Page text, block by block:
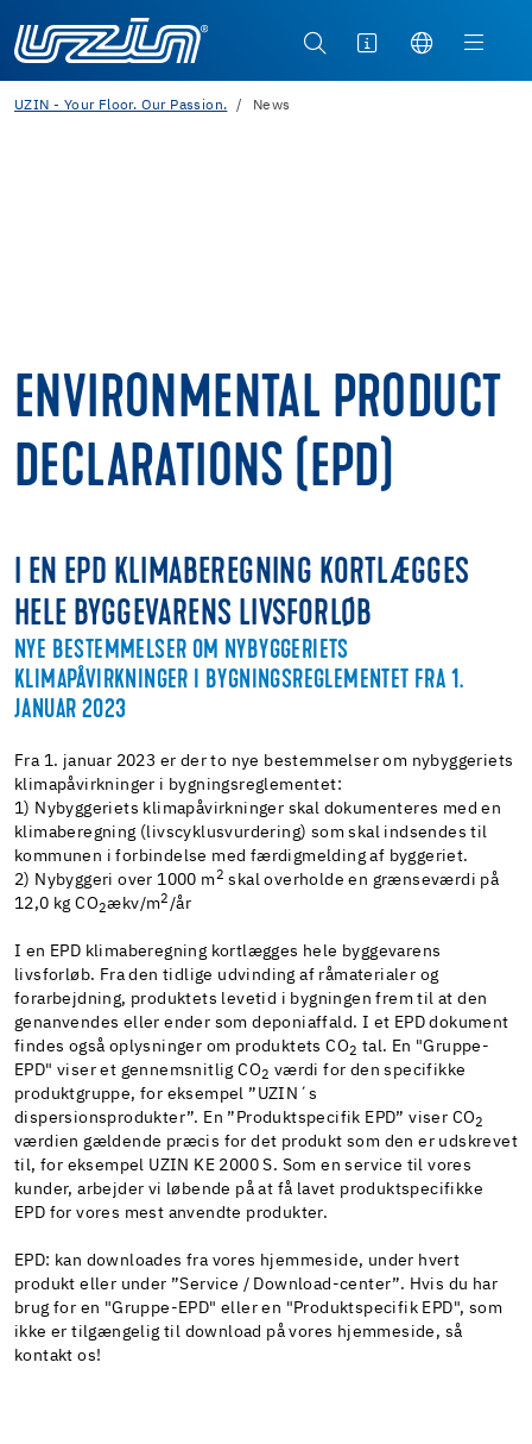
UZIN - Your Floor. Our Passion. News
ENVIRONMENTAL PRODUCT
DECLARATIONS (EPD)
I EN EPD KLIMABEREGNING KORTLÆGGES
HELE BYGGEVARENS LIVSFORLØB
NYE BESTEMMELSER OM NYBYGGERIETS
KLIMAPÅVIRKNINGER I BYGNINGSREGLEMENTET FRA 1.
JANUAR 2023
Fra 1. januar 2023 er der to nye bestemmelser om nybyggeriets
klimapåvirkninger i bygningsreglementet:
1) Nybyggeriets klimapåvirkninger skal dokumenteres med en
klimaberegning (livscyklusvurdering) som skal indsendes til
kommunen i forbindelse med færdigmelding af byggeriet.
2) Nybyggeri over 1000 m 2 skal overholde en grænseværdi på
12,0 kg CO 2ækv/m2 /år
I en EPD klimaberegning kortlægges hele byggevarens
livsforløb. Fra den tidlige udvinding af råmaterialer og
forarbejdning, produktets levetid i bygningen frem til at den
genanvendes eller ender som deponiaffald. I et EPD dokument
findes også oplysninger om produktets CO 2 tal. En "Gruppe-
EPD" viser et gennemsnitlig CO 2 værdi for den specifikke
produktgruppe, for eksempel ”UZIN´s
dispersionsprodukter”. En ”Produktspecifik EPD” viser CO 2
værdien gældende præcis for det produkt som den er udskrevet
til, for eksempel UZIN KE 2000 S. Som en service til vores
kunder, arbejder vi løbende på at få lavet produktspecifikke
EPD for vores mest anvendte produkter.
EPD: kan downloades fra vores hjemmeside, under hvert
produkt eller under ”Service / Download-center”. Hvis du har
brug for en "Gruppe-EPD" eller en "Produktspecifik EPD", som
ikke er tilgængelig til download på vores hjemmeside, så
kontakt os!